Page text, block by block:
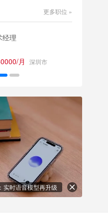
更多职位 »
经理
月 深圳市
实时语音模型再升级